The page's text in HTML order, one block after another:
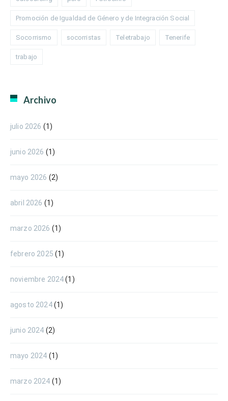
Promoción de Igualdad de Género y de Integración Social
Socorrismo socorristas Teletrabajo Tenerife
trabajo
Archivo
julio 2026 (1)
junio 2026 (1)
mayo 2026 (2)
abril 2026 (1)
marzo 2026 (1)
febrero 2025 (1)
noviembre 2024(1)
agosto 2024(1)
junio 2024 (2)
mayo 2024 (1)
marzo 2024 (1)